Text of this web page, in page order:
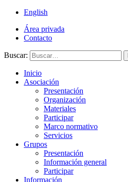
English
Área privada
Contacto
Buscar:
Inicio
Asociación
Presentación
Organización
Materiales
Participar
Marco normativo
Servicios
Grupos
Presentación
Información general
Participar
Información